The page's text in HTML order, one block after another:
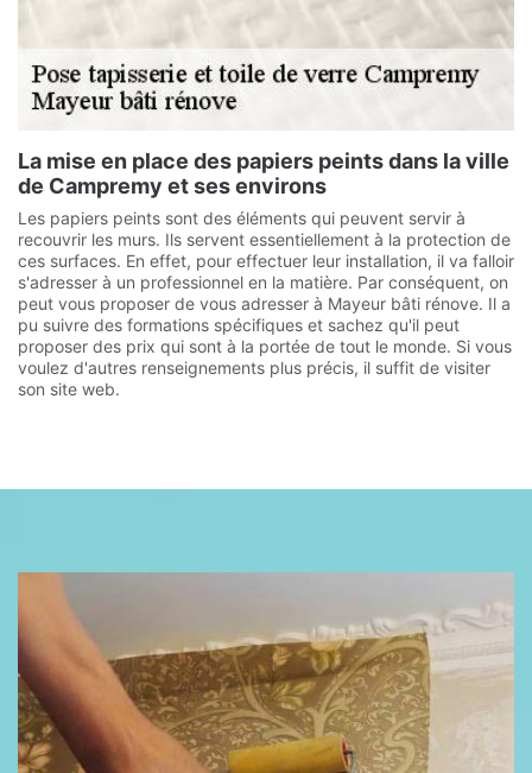
La mise en place des papiers peints dans la ville
de Campremy et ses environs
Les papiers peints sont des éléments qui peuvent servir à
recouvrir les murs. Ils servent essentiellement à la protection de
ces surfaces. En effet, pour effectuer leur installation, il va falloir
s'adresser à un professionnel en la matière. Par conséquent, on
peut vous proposer de vous adresser à Mayeur bâti rénove. Il a
pu suivre des formations spécifiques et sachez qu'il peut
proposer des prix qui sont à la portée de tout le monde. Si vous
voulez d'autres renseignements plus précis, il suffit de visiter
son site web.